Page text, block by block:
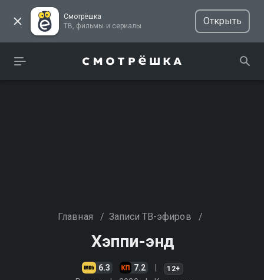
Смотрёшка
ТВ, фильмы и сериалы
Открыть
Главная / Записи ТВ-эфиров /
Хэппи-энд
6.3 7.2 12+